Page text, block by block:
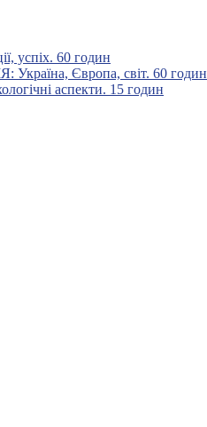
успіх. 60 годин
Європа, світ. 60 годин
аспекти. 15 годин